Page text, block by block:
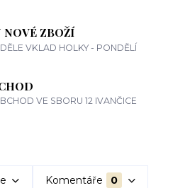
NOVÉ ZBOŽÍ
VKLAD HOLKY - PONDĚLÍ
VE SBORU 12 IVANČICE
Komentáře 0